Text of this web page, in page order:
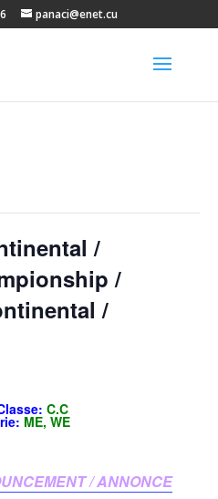
panaci@enet.cu
/
/
/
C.C
ME, WE
/ ANNONCE